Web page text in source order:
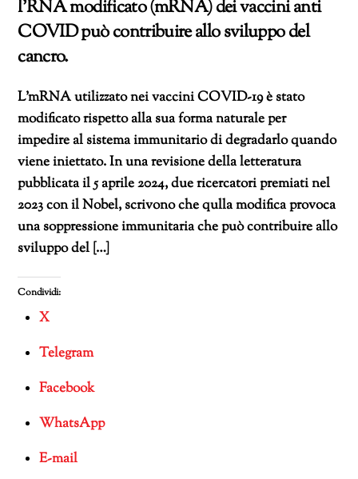
l’RNA modificato (mRNA) dei vaccini anti
COVID può contribuire allo sviluppo del
cancro.
L’mRNA utilizzato nei vaccini COVID-19 è stato
modificato rispetto alla sua forma naturale per
impedire al sistema immunitario di degradarlo quando
viene iniettato. In una revisione della letteratura
pubblicata il 5 aprile 2024, due ricercatori premiati nel
2023 con il Nobel, scrivono che qulla modifica provoca
una soppressione immunitaria che può contribuire allo
sviluppo del […]
Condividi:
X
Telegram
Facebook
WhatsApp
E-mail